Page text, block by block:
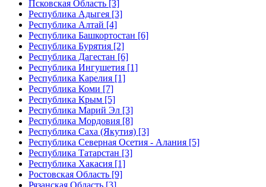
Псковская Область [3]
Республика Адыгея [3]
Республика Алтай [4]
Республика Башкортостан [6]
Республика Бурятия [2]
Республика Дагестан [6]
Республика Ингушетия [1]
Республика Карелия [1]
Республика Коми [7]
Республика Крым [5]
Республика Марий Эл [3]
Республика Мордовия [8]
Республика Саха (Якутия) [3]
Республика Северная Осетия - Алания [5]
Республика Татарстан [3]
Республика Хакасия [1]
Ростовская Область [9]
Рязанская Область [3]